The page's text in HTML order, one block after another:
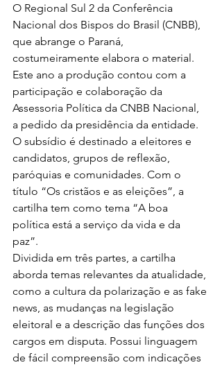
O Regional Sul 2 da Conferência
Nacional dos Bispos do Brasil (CNBB),
que abrange o Paraná,
costumeiramente elabora o material.
Este ano a produção contou com a
participação e colaboração da
Assessoria Política da CNBB Nacional,
a pedido da presidência da entidade.
O subsídio é destinado a eleitores e
candidatos, grupos de reflexão,
paróquias e comunidades. Com o
título “Os cristãos e as eleições”, a
cartilha tem como tema “A boa
política está a serviço da vida e da
paz”.
Dividida em três partes, a cartilha
aborda temas relevantes da atualidade,
como a cultura da polarização e as fake
news, as mudanças na legislação
eleitoral e a descrição das funções dos
cargos em disputa. Possui linguagem
de fácil compreensão com indicações